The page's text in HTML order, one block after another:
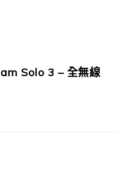
Solo 3 – 全無線